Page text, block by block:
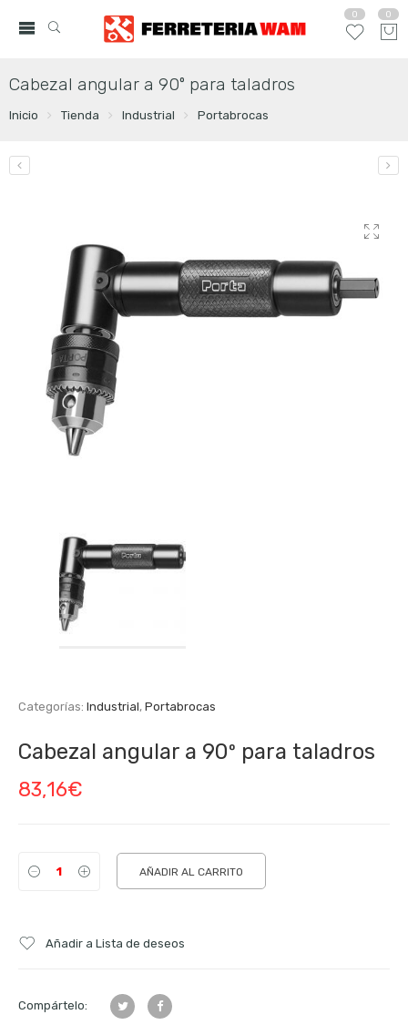
0 0
Cabezal angular a 90º para taladros
Inicio Tienda Industrial Portabrocas
Categorías: Industrial, Portabrocas
Cabezal angular a 90º para taladros
83,16€
AÑADIR AL CARRITO
Añadir a Lista de deseos
Compártelo: